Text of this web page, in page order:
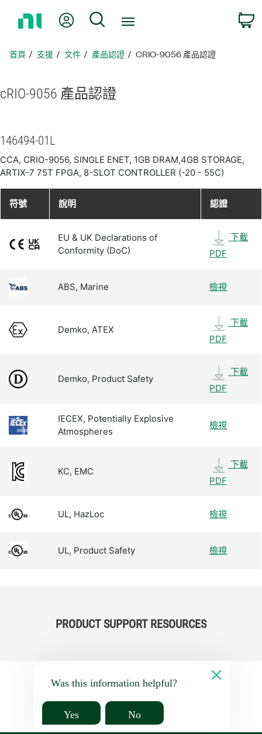
頁
我的帳號 搜尋
首頁 支援 文件 產品認證 CRIO-9056 產品認證
cRIO-9056 產品認證
146494-01L
CCA, CRIO-9056, SINGLE ENET, 1GB DRAM,4GB STORAGE,
ARTIX-7 75T FPGA, 8-SLOT CONTROLLER (-20 - 55C)
符號 說明 認證
EU & UK Declarations of
Conformity (DoC)
下載
PDF
ABS, Marine 檢視
Demko, ATEX
下載
PDF
Demko, Product Safety
下載
PDF
IECEX, Potentially Explosive
Atmospheres
檢視
KC, EMC
下載
PDF
UL, HazLoc 檢視
UL, Product Safety 檢視
PRODUCT SUPPORT RESOURCES
Was this information helpful?
Yes No